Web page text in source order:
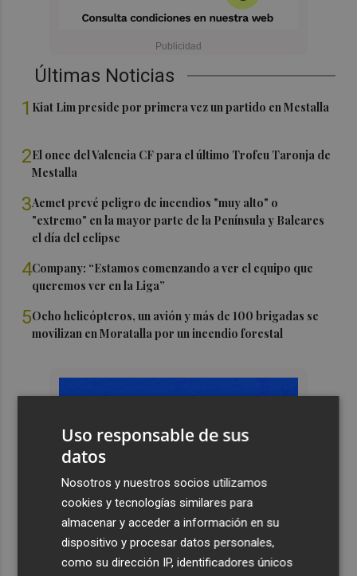
Últimas Noticias
1 Kiat Lim preside por primera vez un partido en Mestalla
2El once del Valencia CF para el último Trofeu Taronja de
Mestalla
3Aemet prevé peligro de incendios "muy alto" o
"extremo" en la mayor parte de la Península y Baleares
el día del eclipse
4Company: “Estamos comenzando a ver el equipo que
queremos ver en la Liga”
5Ocho helicópteros, un avión y más de 100 brigadas se
movilizan en Moratalla por un incendio forestal
Uso responsable de sus
datos
Nosotros y nuestros socios utilizamos
cookies y tecnologías similares para
almacenar y acceder a información en su
dispositivo y procesar datos personales,
como su dirección IP, identificadores únicos